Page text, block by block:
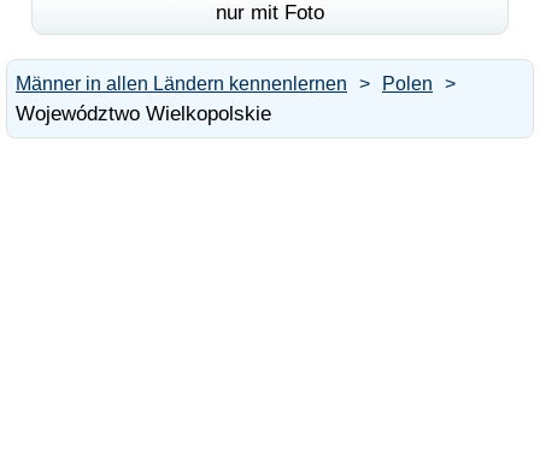
nur mit Foto
Männer in allen Ländern kennenlernen Polen
Województwo Wielkopolskie